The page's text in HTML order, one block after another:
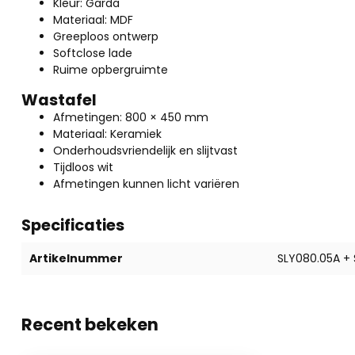
Materiaal: MDF
Greeploos ontwerp
Softclose lade
Ruime opbergruimte
Wastafel
Afmetingen: 800 × 450 mm
Materiaal: Keramiek
Onderhoudsvriendelijk en slijtvast
Tijdloos wit
Afmetingen kunnen licht variëren
Specificaties
Artikelnummer SLY080.05A +
Recent bekeken